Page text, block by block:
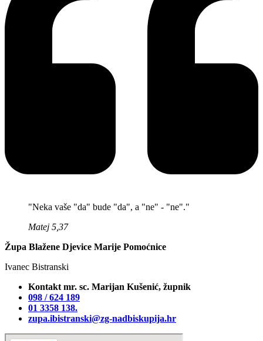
"Neka vaše "da" bude "da", a "ne" - "ne"."
Matej 5,37
Župa Blažene Djevice Marije Pomoćnice
Ivanec Bistranski
Kontakt mr. sc. Marijan Kušenić, župnik
098 / 624 189
01 3358 138‬.
zupa.ibistranski@zg-nadbiskupija.hr